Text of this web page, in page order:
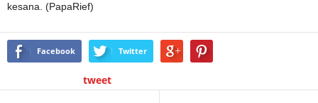
kesana. (PapaRief)
Facebook Twitter
tweet